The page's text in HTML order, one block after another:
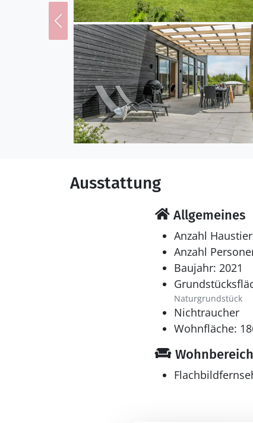
Ausstattung
Allgemeines
Anzahl
Anzahl
Baujahr: 2021
Naturgrundstück
Nichtraucher
Wohnfläche:
Wohnbereich